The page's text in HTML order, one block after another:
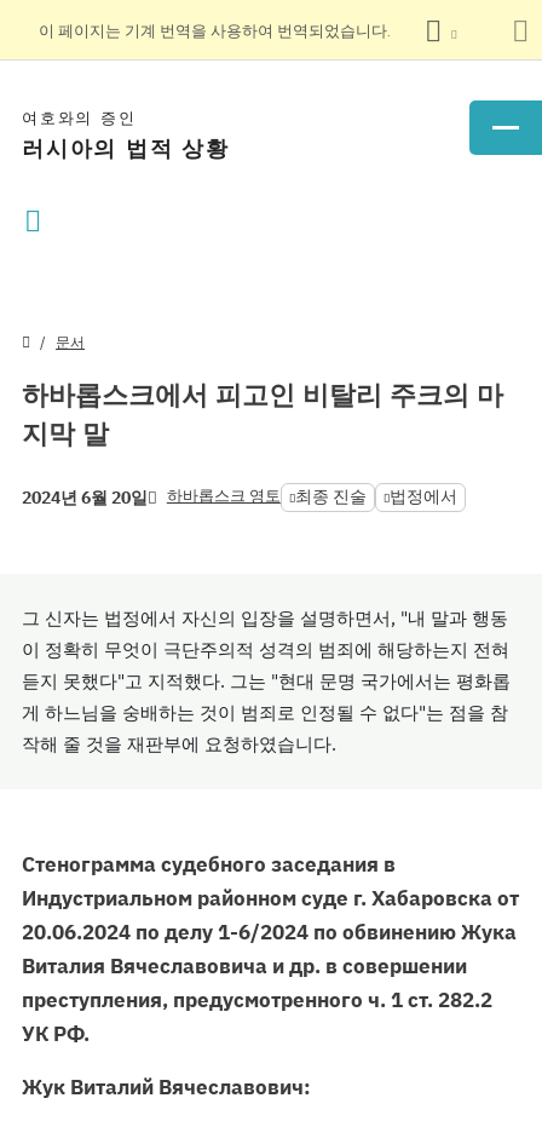
이 페이지는 기계 번역을 사용하여 번역되었습니다.
여호와의 증인
러시아의 법적 상황
문서
하바롭스크에서 피고인 비탈리 주크의 마
지막 말
2024년 6월 20일 하바롭스크 영토 최종 진술 법정에서
그 신자는 법정에서 자신의 입장을 설명하면서, "내 말과 행동
이 정확히 무엇이 극단주의적 성격의 범죄에 해당하는지 전혀
듣지 못했다"고 지적했다. 그는 "현대 문명 국가에서는 평화롭
게 하느님을 숭배하는 것이 범죄로 인정될 수 없다"는 점을 참
작해 줄 것을 재판부에 요청하였습니다.
Стенограмма судебного заседания в
Индустриальном районном суде г. Хабаровска от
20.06.2024 по делу 1-6/2024 по обвинению Жука
Виталия Вячеславовича и др. в совершении
преступления, предусмотренного ч. 1 ст. 282.2
УК РФ.
Жук Виталий Вячеславович: